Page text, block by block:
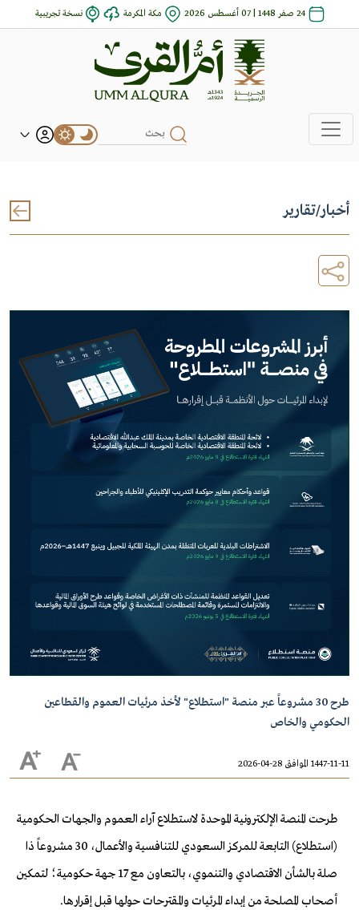
24 صفر 1448 | 07 أغسطس 2026 مكة المكرمة نسخة تجريبية
أخبار/تقارير
طرح 30 مشروعاً عبر منصة "استطلاع" لأخذ مرئيات العموم والقطاعين
الحكومي والخاص
1447-11-11 الموافق 28-04-2026
طرحت المنصة الإلكترونية الموحدة لاستطلاع آراء العموم والجهات الحكومية
(استطلاع) التابعة للمركز السعودي للتنافسية والأعمال، 30 مشروعاً ذا
صلة بالشأن الاقتصادي والتنموي، بالتعاون مع 17 جهة حكومية؛ لتمكين
أصحاب المصلحة من إبداء المرئيات والمقترحات حولها قبل إقرارها.